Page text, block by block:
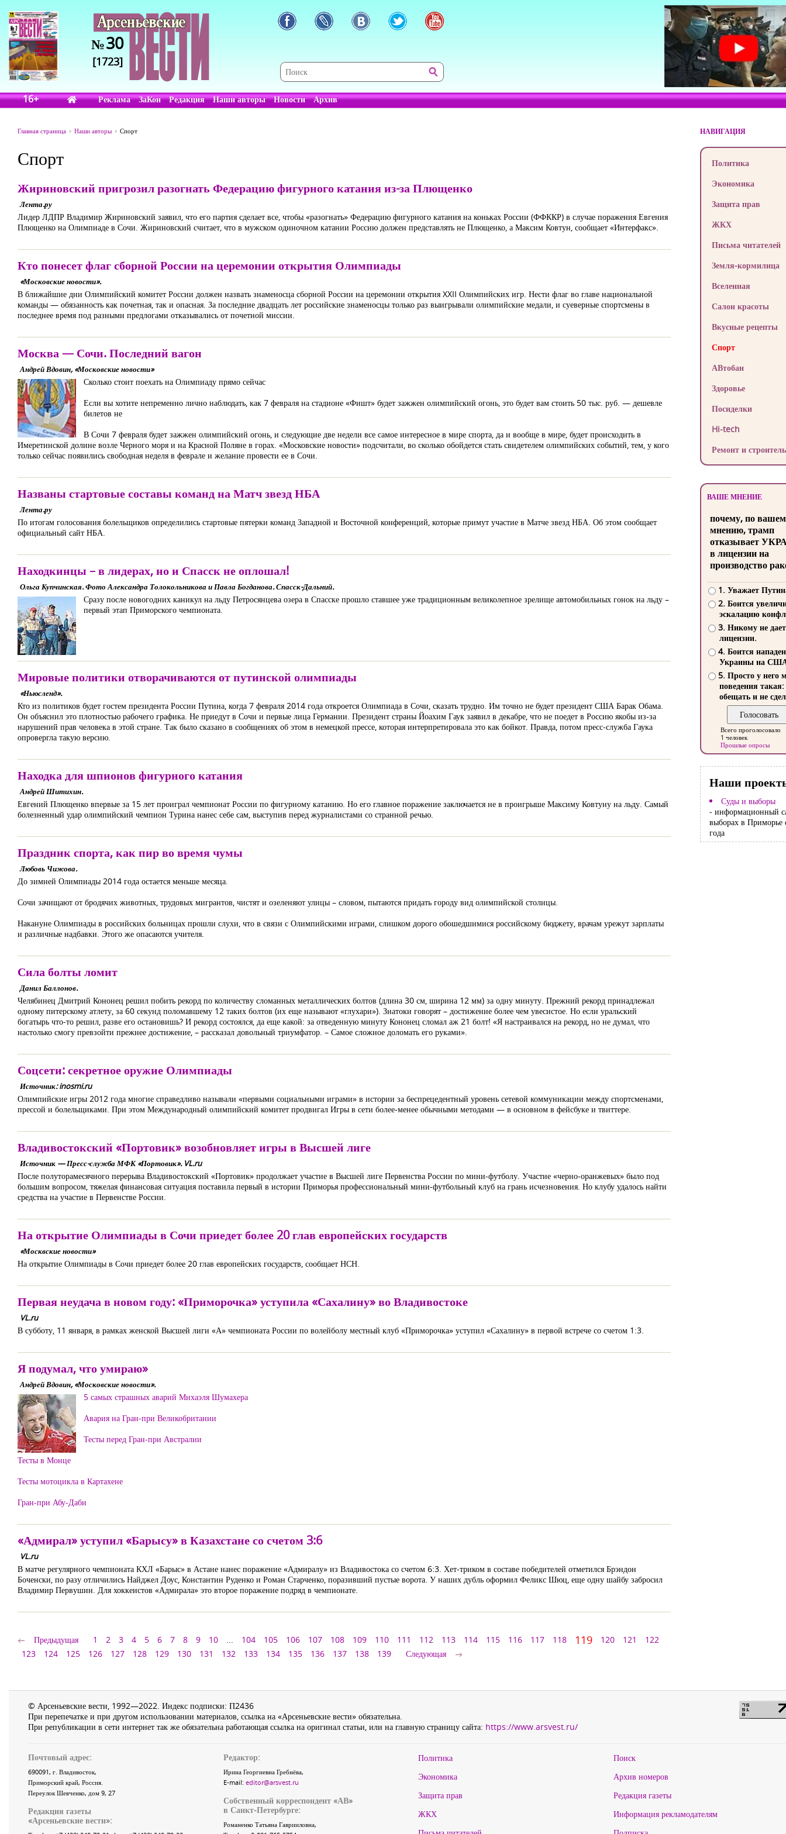
№30
[1723]
16+ Реклама ЗаКон Редакция Наши авторы Новости Архив
Главная страница Наши авторы Спорт
Спорт
Жириновский пригрозил разогнать Федерацию фигурного катания из-за Плющенко
Лента.ру
Лидер ЛДПР Владимир Жириновский заявил, что его партия сделает все, чтобы «разогнать» Федерацию фигурного катания на коньках России (ФФККР) в случае поражения Евгения
Плющенко на Олимпиаде в Сочи. Жириновский считает, что в мужском одиночном катании Россию должен представлять не Плющенко, а Максим Ковтун, сообщает «Интерфакс».
Кто понесет флаг сборной России на церемонии открытия Олимпиады
«Московские новости».
В ближайшие дни Олимпийский комитет России должен назвать знаменосца сборной России на церемонии открытия XXII Олимпийских игр. Нести флаг во главе национальной
команды — обязанность как почетная, так и опасная. За последние двадцать лет российские знаменосцы только раз выигрывали олимпийские медали, и суеверные спортсмены в
последнее время под разными предлогами отказывались от почетной миссии.
Москва — Сочи. Последний вагон
Андрей Вдовин, «Московские новости»
Сколько стоит поехать на Олимпиаду прямо сейчас
Если вы хотите непременно лично наблюдать, как 7 февраля на стадионе «Фишт» будет зажжен олимпийский огонь, это будет вам стоить 50 тыс. руб. — дешевле
билетов не
В Сочи 7 февраля будет зажжен олимпийский огонь, и следующие две недели все самое интересное в мире спорта, да и вообще в мире, будет происходить в
Имеретинской долине возле Черного моря и на Красной Поляне в горах. «Московские новости» подсчитали, во сколько обойдется стать свидетелем олимпийских событий, тем, у кого
только сейчас появились свободная неделя в феврале и желание провести ее в Сочи.
Названы стартовые составы команд на Матч звезд НБА
Лента.ру
По итогам голосования болельщиков определились стартовые пятерки команд Западной и Восточной конференций, которые примут участие в Матче звезд НБА. Об этом сообщает
официальный сайт НБА.
Находкинцы – в лидерах, но и Спасск не оплошал!
Ольга Купчинская. Фото Александра Толокольникова и Павла Богданова. Спасск-Дальний.
Сразу после новогодних каникул на льду Петросянцева озера в Спасске прошло ставшее уже традиционным великолепное зрелище автомобильных гонок на льду –
первый этап Приморского чемпионата.
Мировые политики отворачиваются от путинской олимпиады
«Ньюсленд».
Кто из политиков будет гостем президента России Путина, когда 7 февраля 2014 года откроется Олимпиада в Сочи, сказать трудно. Им точно не будет президент США Барак Обама.
Он объяснил это плотностью рабочего графика. Не приедут в Сочи и первые лица Германии. Президент страны Йоахим Гаук заявил в декабре, что не поедет в Россию якобы из-за
нарушений прав человека в этой стране. Так было сказано в сообщениях об этом в немецкой прессе, которая интерпретировала это как бойкот. Правда, потом пресс-служба Гаука
опровергла такую версию.
Находка для шпионов фигурного катания
Андрей Шитихин.
Евгений Плющенко впервые за 15 лет проиграл чемпионат России по фигурному катанию. Но его главное поражение заключается не в проигрыше Максиму Ковтуну на льду. Самый
болезненный удар олимпийский чемпион Турина нанес себе сам, выступив перед журналистами со странной речью.
Праздник спорта, как пир во время чумы
Любовь Чижова.
До зимней Олимпиады 2014 года остается меньше месяца.
Сочи зачищают от бродячих животных, трудовых мигрантов, чистят и озеленяют улицы – словом, пытаются придать городу вид олимпийской столицы.
Накануне Олимпиады в российских больницах прошли слухи, что в связи с Олимпийскими играми, слишком дорого обошедшимися российскому бюджету, врачам урежут зарплаты
и различные надбавки. Этого же опасаются учителя.
Сила болты ломит
Данил Баллонов.
Челябинец Дмитрий Кононец решил побить рекорд по количеству сломанных металлических болтов (длина 30 см, ширина 12 мм) за одну минуту. Прежний рекорд принадлежал
одному питерскому атлету, за 60 секунд поломавшему 12 таких болтов (их еще называют «глухари»). Знатоки говорят – достижение более чем увесистое. Но если уральский
богатырь что-то решил, разве его остановишь? И рекорд состоялся, да еще какой: за отведенную минуту Кононец сломал аж 21 болт! «Я настраивался на рекорд, но не думал, что
настолько смогу превзойти прежнее достижение, – рассказал довольный триумфатор. – Самое сложное доломать его руками».
Соцсети: секретное оружие Олимпиады
Источник: inosmi.ru
Олимпийские игры 2012 года многие справедливо называли «первыми социальными играми» в истории за беспрецедентный уровень сетевой коммуникации между спортсменами,
прессой и болельщиками. При этом Международный олимпийский комитет продвигал Игры в сети более-менее обычными методами — в основном в фейсбуке и твиттере.
Владивостокский «Портовик» возобновляет игры в Высшей лиге
Источник — Пресс-служба МФК «Портовик». VL.ru
После полуторамесячного перерыва Владивостокский «Портовик» продолжает участие в Высшей лиге Первенства России по мини-футболу. Участие «черно-оранжевых» было под
большим вопросом, тяжелая финансовая ситуация поставила первый в истории Приморья профессиональный мини-футбольный клуб на грань исчезновения. Но клубу удалось найти
средства на участие в Первенстве России.
На открытие Олимпиады в Сочи приедет более 20 глав европейских государств
«Москвские новости»
На открытие Олимпиады в Сочи приедет более 20 глав европейских государств, сообщает НСН.
Первая неудача в новом году: «Приморочка» уступила «Сахалину» во Владивостоке
VL.ru
В субботу, 11 января, в рамках женской Высшей лиги «А» чемпионата России по волейболу местный клуб «Приморочка» уступил «Сахалину» в первой встрече со счетом 1:3.
Я подумал, что умираю»
Андрей Вдовин, «Московские новости».
5 самых страшных аварий Михаэля Шумахера
Авария на Гран-при Великобритании
Тесты перед Гран-при Австралии
Тесты в Монце
Тесты мотоцикла в Картахене
Гран-при Абу-Даби
«Адмирал» уступил «Барысу» в Казахстане со счетом 3:6
VL.ru
В матче регулярного чемпионата КХЛ «Барыс» в Астане нанес поражение «Адмиралу» из Владивостока со счетом 6:3. Хет-триком в составе победителей отметился Брэндон
Боченски, по разу отличились Найджел Доус, Константин Руденко и Роман Старченко, поразивший пустые ворота. У наших дубль оформил Феликс Шюц, еще одну шайбу забросил
Владимир Первушин. Для хоккеистов «Адмирала» это второе поражение подряд в чемпионате.
Предыдущая 1 2 3 4 5 6 7 8 9 10 ... 104 105 106 107 108 109 110 111 112 113 114 115 116 117 118 119 120 121
122
123
124 125 126 127 128 129 130 131 132 133 134 135 136 137 138 139 Следующая
НАВИГАЦИЯ
Политика
Экономика
Защита прав
ЖКХ
Письма читателей
Земля-кормилица
Вселенная
Салон красоты
Вкусные рецепты
Спорт
АВтобан
Здоровье
Посиделки
Hi-tech
Ремонт и
ВАШЕ МНЕНИЕ
почему, по
мнению, трамп
отказывает
в лицензии на
производство
1. Уважает
2. Боится
эскалацию
3. Никому не
лицензии.
4. Боится
Украины на
5. Просто у него
поведения такая:
обещать и не
Всего проголосовало
1 человек
Прошлые опросы
Наши
Суды и выборы
- информационный
выборах в Приморье
года
© Арсеньевские вести, 1992—2022. Индекс подписки: П2436
При перепечатке и при другом использовании материалов, ссылка на «Арсеньевские вести» обязательна.
При републикации в сети интернет так же обязательна работающая ссылка на оригинал статьи, или на главную страницу сайта: https://www.arsvest.ru/
Почтовый адрес:
690091, г. Владивосток,
Приморский край, Россия.
Переулок Шевченко, дом 9, 27
Редакция газеты
«Арсеньевские вести»:
Редактор:
Ирина Георгиевна Гребнёва,
E-mail: editor@arsvest.ru
Собственный корреспондент «АВ»
в Санкт-Петербурге:
Романенко Татьяна Гаврииловна,
Политика
Экономика
Защита прав
ЖКХ
Поиск
Архив номеров
Редакция газеты
Информация рекламодателям